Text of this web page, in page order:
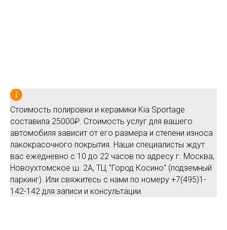
Стоимость полировки и керамики Kia Sportage
составила 25000₽. Стоимость услуг для вашего
автомобиля зависит от его размера и степени износа
лакокрасочного покрытия. Наши специалисты ждут
вас ежедневно с 10 до 22 часов по адресу г. Москва,
Новоухтомское ш. 2А, ТЦ "Город Косино" (подземный
паркинг). Или свяжитесь с нами по номеру +7(495)1-
142-142 для записи и консультации.